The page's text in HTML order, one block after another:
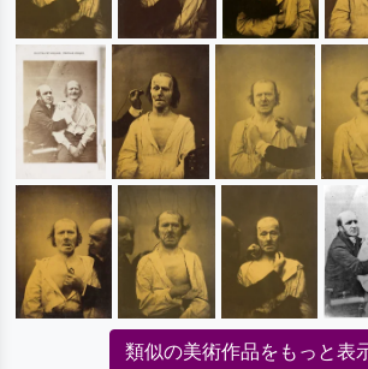
類似の美術作品をもっと表